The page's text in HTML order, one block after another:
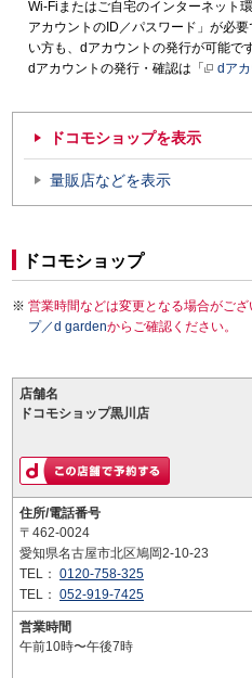
Wi-Fiまたはご自宅のインターネット
アカウントのID／パスワード」が必
い方も、dアカウントの発行が可能です
dアカウントの発行・確認は「
dア
ドコモショップを表示
量販店などを表示
ドコモショップ
営業時間などは変更となる場合がご
プ／d gardenからご確認ください。
店舗名
ドコモショップ黒川店
住所/電話番号
〒462-0024
愛知県名古屋市北区鳩岡2-10-23
TEL： 0120-758-325
TEL： 052-919-7425
営業時間
午前10時〜午後7時